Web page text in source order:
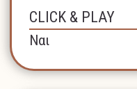
CLICK & PLAY
Ναι